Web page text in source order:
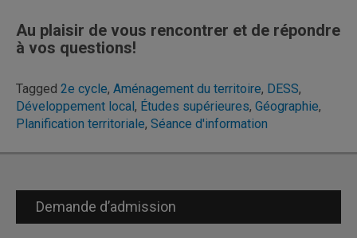
Au plaisir de vous rencontrer et de répondre
à vos questions!
Tagged 2e cycle, Aménagement du territoire, DESS,
Développement local, Études supérieures, Géographie,
Planification territoriale, Séance d'information
Demande d’admission